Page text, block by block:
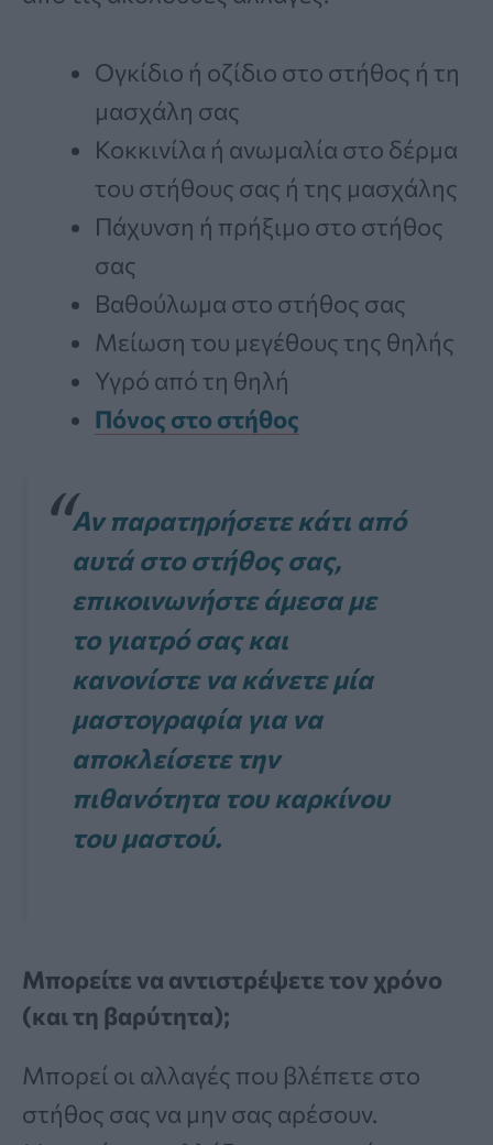
Ογκίδιο ή οζίδιο στο στήθος ή τη
μασχάλη σας
Κοκκινίλα ή ανωμαλία στο δέρμα
του στήθους σας ή της μασχάλης
Πάχυνση ή πρήξιμο στο στήθος
σας
Βαθούλωμα στο στήθος σας
Μείωση του μεγέθους της θηλής
Υγρό από τη θηλή
Πόνος στο στήθος
Αν παρατηρήσετε κάτι από
αυτά στο στήθος σας,
επικοινωνήστε άμεσα με
το γιατρό σας και
κανονίστε να κάνετε μία
μαστογραφία για να
αποκλείσετε την
πιθανότητα του καρκίνου
του μαστού.
Μπορείτε να αντιστρέψετε τον χρόνο
(και τη βαρύτητα);
Μπορεί οι αλλαγές που βλέπετε στο
στήθος σας να μην σας αρέσουν.